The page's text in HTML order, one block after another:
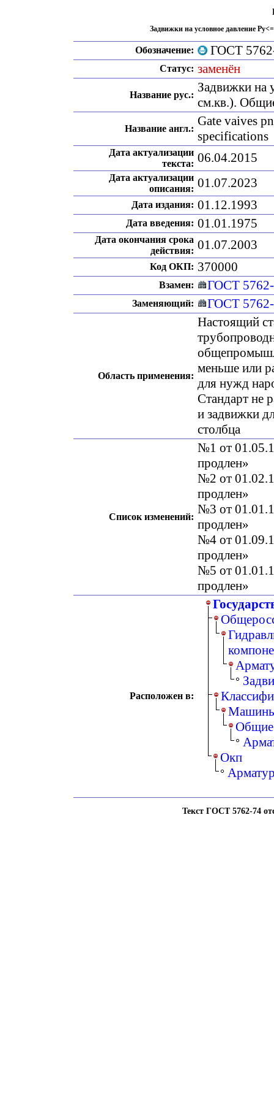
Задвижки на условное давление
Обозначение: ГОСТ
Статус: заменён
Название рус.:
Задвижки на
см.кв.).
Название англ.:
Gate vaives
specifications
Дата актуализации
текста: 06.04.2015
Дата актуализации
описания: 01.07.2023
Дата издания: 01.12.1993
Дата введения: 01.01.1975
Дата окончания срока
действия: 01.07.2003
Код ОКП: 370000
Взамен: ГОСТ
Заменяющий: ГОСТ
Область применения:
Настоящий
меньше или
для нужд
Стандарт не
и задвижки
столбца
Список изменений:
№1 от
продлен»
№2 от
продлен»
№3 от
продлен»
№4 от
продлен»
№5 от
продлен»
Расположен в:
Общие
Окп
Текст ГОСТ 5762-74